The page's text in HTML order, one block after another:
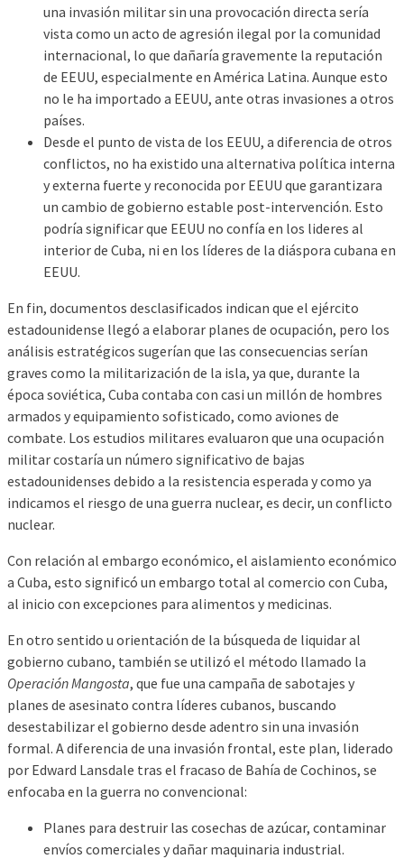
una invasión militar sin una provocación directa sería
vista como un acto de agresión ilegal por la comunidad
internacional, lo que dañaría gravemente la reputación
de EEUU, especialmente en América Latina. Aunque esto
no le ha importado a EEUU, ante otras invasiones a otros
países.
Desde el punto de vista de los EEUU, a diferencia de otros
conflictos, no ha existido una alternativa política interna
y externa fuerte y reconocida por EEUU que garantizara
un cambio de gobierno estable post-intervención. Esto
podría significar que EEUU no confía en los lideres al
interior de Cuba, ni en los líderes de la diáspora cubana en
EEUU.
En fin, documentos desclasificados indican que el ejército
estadounidense llegó a elaborar planes de ocupación, pero los
análisis estratégicos sugerían que las consecuencias serían
graves como la militarización de la isla, ya que, durante la
época soviética, Cuba contaba con casi un millón de hombres
armados y equipamiento sofisticado, como aviones de
combate. Los estudios militares evaluaron que una ocupación
militar costaría un número significativo de bajas
estadounidenses debido a la resistencia esperada y como ya
indicamos el riesgo de una guerra nuclear, es decir, un conflicto
nuclear.
Con relación al embargo económico, el aislamiento económico
a Cuba, esto significó un embargo total al comercio con Cuba,
al inicio con excepciones para alimentos y medicinas.
En otro sentido u orientación de la búsqueda de liquidar al
gobierno cubano, también se utilizó el método llamado la
Operación Mangosta, que fue una campaña de sabotajes y
planes de asesinato contra líderes cubanos, buscando
desestabilizar el gobierno desde adentro sin una invasión
formal. A diferencia de una invasión frontal, este plan, liderado
por Edward Lansdale tras el fracaso de Bahía de Cochinos, se
enfocaba en la guerra no convencional:
Planes para destruir las cosechas de azúcar, contaminar
envíos comerciales y dañar maquinaria industrial.